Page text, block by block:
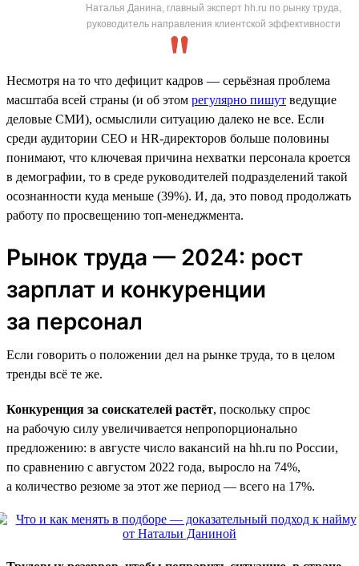
Наталья Данина, главный эксперт hh.ru по рынку труда,
руководитель направления клиентской эффективности
Несмотря на то что дефицит кадров — серьёзная проблема
масштаба всей страны (и об этом регулярно пишут ведущие
деловые СМИ), осмыслили ситуацию далеко не все. Если
среди аудитории СЕО и HR-директоров больше половины
понимают, что ключевая причина нехватки персонала кроется
в демографии, то в среде руководителей подразделений такой
осознанности куда меньше (39%). И, да, это повод продолжать
работу по просвещению топ-менеджмента.
Рынок труда — 2024: рост
зарплат и конкуренции
за персонал
Если говорить о положении дел на рынке труда, то в целом
тренды всё те же.
Конкуренция за соискателей растёт, поскольку спрос
на рабочую силу увеличивается непропорционально
предложению: в августе число вакансий на hh.ru по России,
по сравнению с августом 2022 года, выросло на 74%,
а количество резюме за этот же период — всего на 17%.